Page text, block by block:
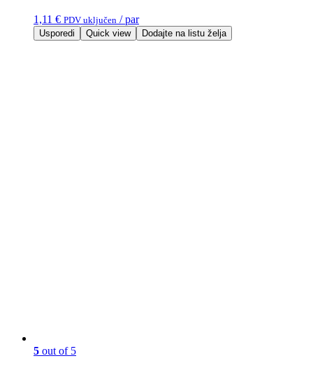
1,11 € PDV uključen / par
Usporedi Quick view Dodajte na listu želja
5 out of 5